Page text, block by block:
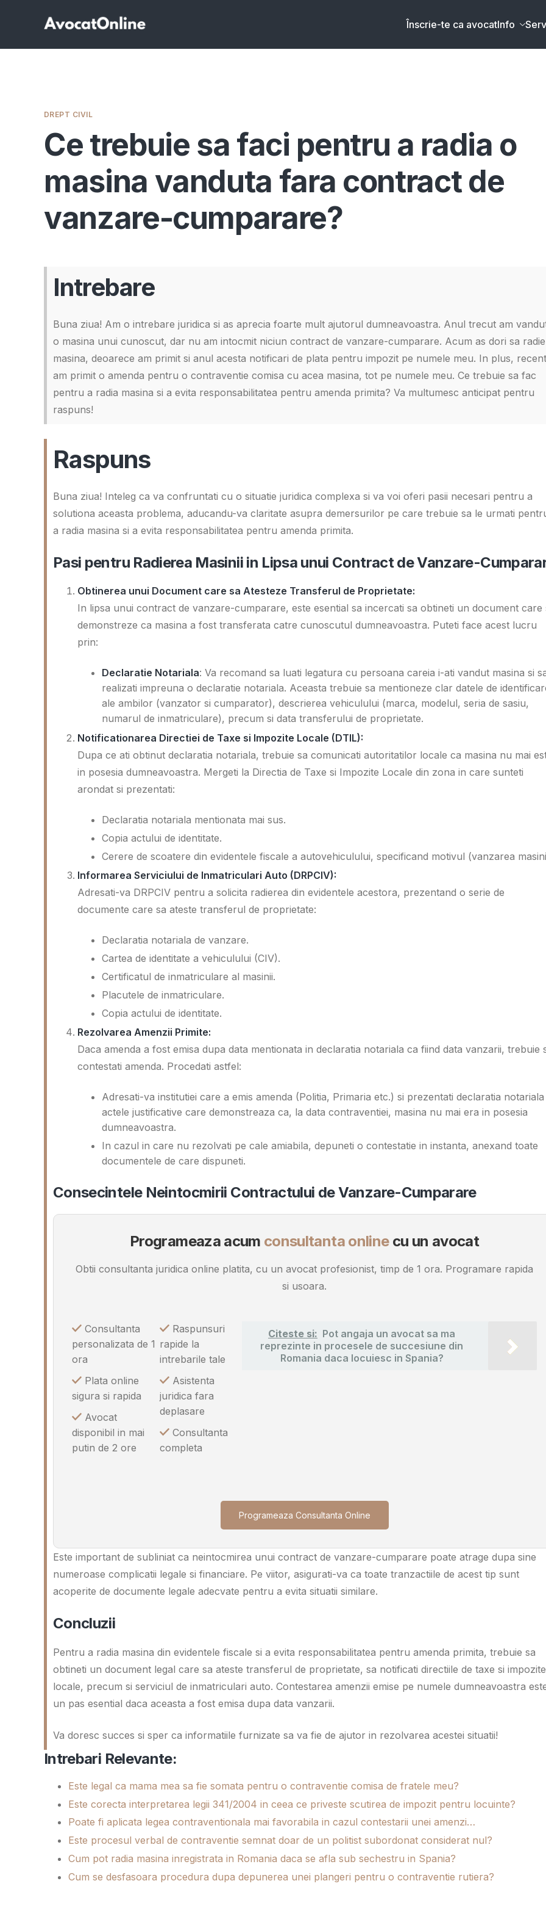
Înscrie-te ca avocatInfo
DREPT CIVIL
Ce trebuie sa faci pentru a radia o
masina vanduta fara contract de
vanzare-cumparare?
Intrebare
Buna ziua! Am o intrebare juridica si as aprecia foarte mult ajutorul dumneavoastra. Anul trecut am
o masina unui cunoscut, dar nu am intocmit niciun contract de vanzare-cumparare. Acum as dori sa
masina, deoarece am primit si anul acesta notificari de plata pentru impozit pe numele meu. In plus, recent
am primit o amenda pentru o contraventie comisa cu acea masina, tot pe numele meu. Ce trebuie sa fac
pentru a radia masina si a evita responsabilitatea pentru amenda primita? Va multumesc anticipat pentru
raspuns!
Raspuns
Buna ziua! Inteleg ca va confruntati cu o situatie juridica complexa si va voi oferi pasii necesari pentru a
solutiona aceasta problema, aducandu-va claritate asupra demersurilor pe care trebuie sa le urmati
a radia masina si a evita responsabilitatea pentru amenda primita.
Pasi pentru Radierea Masinii in Lipsa unui Contract de Vanzare-
Obtinerea unui Document care sa Atesteze Transferul de Proprietate:
In lipsa unui contract de vanzare-cumparare, este esential sa incercati sa obtineti un document care
demonstreze ca masina a fost transferata catre cunoscutul dumneavoastra. Puteti face acest lucru
prin:
Declaratie Notariala: Va recomand sa luati legatura cu persoana careia i-ati vandut masina si
realizati impreuna o declaratie notariala. Aceasta trebuie sa mentioneze clar datele de
ale ambilor (vanzator si cumparator), descrierea vehiculului (marca, modelul, seria de sasiu,
numarul de inmatriculare), precum si data transferului de proprietate.
Notificationarea Directiei de Taxe si Impozite Locale (DTIL):
Dupa ce ati obtinut declaratia notariala, trebuie sa comunicati autoritatilor locale ca masina nu mai
in posesia dumneavoastra. Mergeti la Directia de Taxe si Impozite Locale din zona in care sunteti
arondat si prezentati:
Declaratia notariala mentionata mai sus.
Copia actului de identitate.
Cerere de scoatere din evidentele fiscale a autovehiculului, specificand motivul (vanzarea
Informarea Serviciului de Inmatriculari Auto (DRPCIV):
Adresati-va DRPCIV pentru a solicita radierea din evidentele acestora, prezentand o serie de
documente care sa ateste transferul de proprietate:
Declaratia notariala de vanzare.
Cartea de identitate a vehiculului (CIV).
Certificatul de inmatriculare al masinii.
Placutele de inmatriculare.
Copia actului de identitate.
Rezolvarea Amenzii Primite:
Daca amenda a fost emisa dupa data mentionata in declaratia notariala ca fiind data vanzarii, trebuie
contestati amenda. Procedati astfel:
Adresati-va institutiei care a emis amenda (Politia, Primaria etc.) si prezentati declaratia notariala
actele justificative care demonstreaza ca, la data contraventiei, masina nu mai era in posesia
dumneavoastra.
In cazul in care nu rezolvati pe cale amiabila, depuneti o contestatie in instanta, anexand toate
documentele de care dispuneti.
Consecintele Neintocmirii Contractului de Vanzare-Cumparare
Programeaza acum consultanta onlinecu un avocat
Obtii consultanta juridica online platita, cu un avocat profesionist, timp de 1 ora. Programare rapida
si usoara.
Consultanta
personalizata de 1
ora
Plata online
sigura si rapida
Avocat
disponibil in mai
putin de 2 ore
Raspunsuri
rapide la
intrebarile tale
Asistenta
juridica fara
deplasare
Consultanta
completa
Citeste si: Pot angaja un avocat sa ma
reprezinte in procesele de succesiune din
Romania daca locuiesc in Spania?
Programeaza Consultanta Online
Este important de subliniat ca neintocmirea unui contract de vanzare-cumparare poate atrage dupa sine
numeroase complicatii legale si financiare. Pe viitor, asigurati-va ca toate tranzactiile de acest tip sunt
acoperite de documente legale adecvate pentru a evita situatii similare.
Concluzii
Pentru a radia masina din evidentele fiscale si a evita responsabilitatea pentru amenda primita, trebuie sa
obtineti un document legal care sa ateste transferul de proprietate, sa notificati directiile de taxe si impozite
locale, precum si serviciul de inmatriculari auto. Contestarea amenzii emise pe numele dumneavoastra
un pas esential daca aceasta a fost emisa dupa data vanzarii.
Va doresc succes si sper ca informatiile furnizate sa va fie de ajutor in rezolvarea acestei situatii!
Intrebari Relevante:
Este legal ca mama mea sa fie somata pentru o contraventie comisa de fratele meu?
Este corecta interpretarea legii 341/2004 in ceea ce priveste scutirea de impozit pentru locuinte?
Poate fi aplicata legea contraventionala mai favorabila in cazul contestarii unei amenzi…
Este procesul verbal de contraventie semnat doar de un politist subordonat considerat nul?
Cum pot radia masina inregistrata in Romania daca se afla sub sechestru in Spania?
Cum se desfasoara procedura dupa depunerea unei plangeri pentru o contraventie rutiera?